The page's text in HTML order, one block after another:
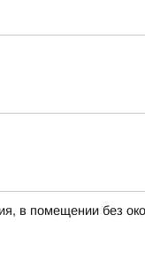
в помещении без